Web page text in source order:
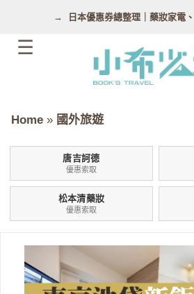
日本優惠券總整理｜藥妝家電
Home » 國外旅遊
唐吉訶德
優惠索取
松本清藥妝
優惠索取